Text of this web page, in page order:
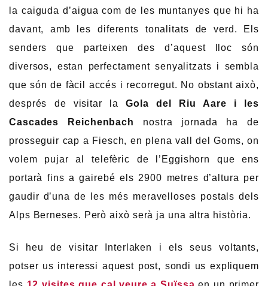
la caiguda d’aigua com de les muntanyes que hi ha
davant, amb les diferents tonalitats de verd. Els
senders que parteixen des d’aquest lloc són
diversos, estan perfectament senyalitzats i sembla
que són de fàcil accés i recorregut. No obstant això,
després de visitar laGola del Riu Aare i les
Cascades Reichenbach
nostra jornada ha de
prosseguir cap a Fiesch, en plena vall del Goms, on
volem pujar al telefèric de l’Eggishorn que ens
portarà fins a gairebé els 2900 metres d’altura per
gaudir d’una de les més meravelloses postals dels
Alps Berneses. Però això serà ja una altra història.
Si heu de visitar Interlaken i els seus voltants,
potser us interessi aquest post, sondi us expliquem